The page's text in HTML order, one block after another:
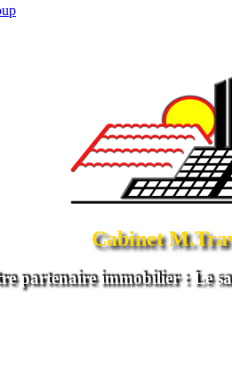
Cabinet
partenaire immobilier : Le